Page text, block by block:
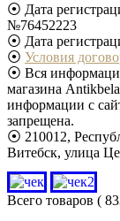
⦿ Дата
№76452223
⦿ Дата
⦿ Условия
⦿ Вся
магазина
информации с
запрещена.
⦿ 210012,
Витебск, улица
Всего товаров (